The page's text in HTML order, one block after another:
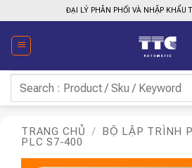
qua
nội
dung
ĐẠI LÝ PHÂN PHỐI VÀ NHẬP KHẨU
kiếm:
TRANG CHỦ / BỘ LẬP TRÌNH
PLC S7-400